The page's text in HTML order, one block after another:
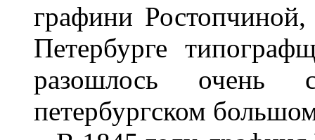
графини
Петербурге
разошлось очень
петербургском